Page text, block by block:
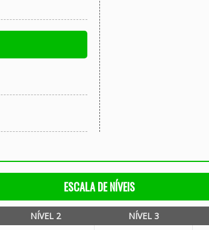
ESCALA DE NÍVEIS
NÍVEL 2 NÍVEL 3